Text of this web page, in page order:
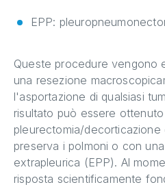
EPP:
Queste procedure vengono
una resezione
l'asportazione di qualsiasi
risultato può essere
pleurectomia/
preserva i polmoni o con
extrapleurica (EPP). Al
risposta scientificamente